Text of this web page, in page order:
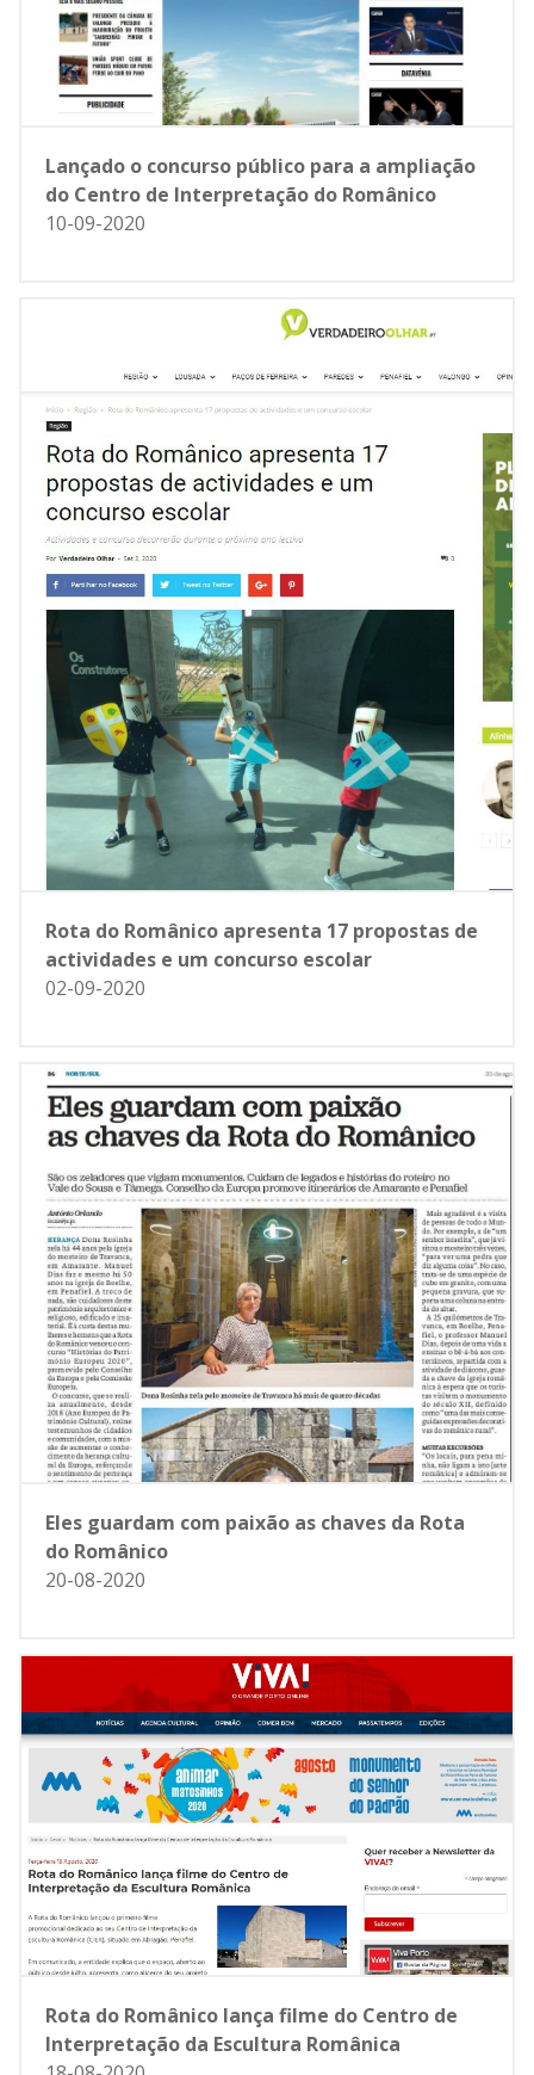
Lançado o concurso público para a ampliação
do Centro de Interpretação do Românico
10-09-2020
Rota do Românico apresenta 17 propostas de
actividades e um concurso escolar
02-09-2020
Eles guardam com paixão as chaves da Rota
do Românico
20-08-2020
Rota do Românico lança filme do Centro de
Interpretação da Escultura Românica